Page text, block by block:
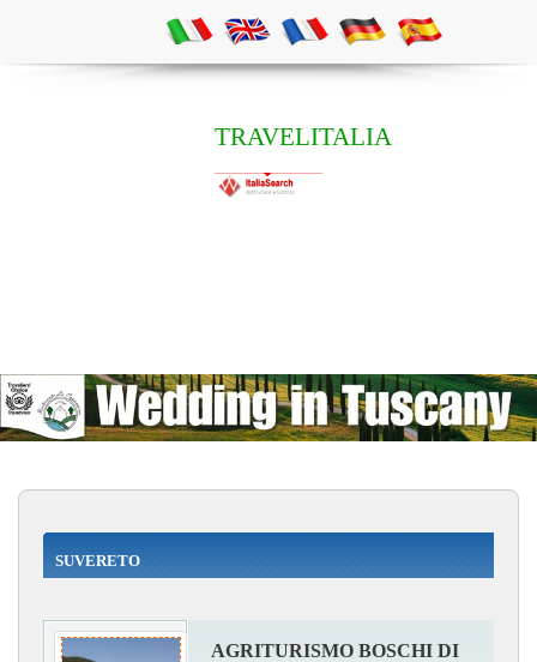
TRAVELITALIA
SUVERETO
AGRITURISMO BOSCHI DI